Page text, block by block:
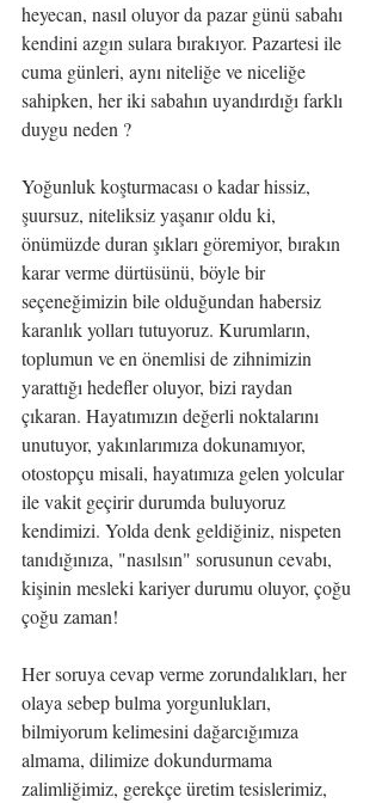
heyecan, nasıl oluyor da pazar günü sabahı
kendini azgın sulara bırakıyor. Pazartesi ile
cuma günleri, aynı niteliğe ve niceliğe
sahipken, her iki sabahın uyandırdığı farklı
duygu neden ?
Yoğunluk koşturmacası o kadar hissiz,
şuursuz, niteliksiz yaşanır oldu ki,
önümüzde duran şıkları göremiyor, bırakın
karar verme dürtüsünü, böyle bir
seçeneğimizin bile olduğundan habersiz
karanlık yolları tutuyoruz. Kurumların,
toplumun ve en önemlisi de zihnimizin
yarattığı hedefler oluyor, bizi raydan
çıkaran. Hayatımızın değerli noktalarını
unutuyor, yakınlarımıza dokunamıyor,
otostopçu misali, hayatımıza gelen yolcular
ile vakit geçirir durumda buluyoruz
kendimizi. Yolda denk geldiğiniz, nispeten
tanıdığınıza, "nasılsın" sorusunun cevabı,
kişinin mesleki kariyer durumu oluyor, çoğu
çoğu zaman!
Her soruya cevap verme zorundalıkları, her
olaya sebep bulma yorgunlukları,
bilmiyorum kelimesini dağarcığımıza
almama, dilimize dokundurmama
zalimliğimiz, gerekçe üretim tesislerimiz,